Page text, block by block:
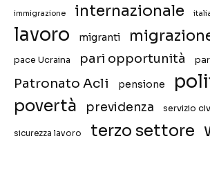
immigrazione internazionale
lavoro migranti
pace Ucraina pari opportunità
Patronato Acli pensione
povertà previdenza servizio
sicurezza lavoro terzo settore